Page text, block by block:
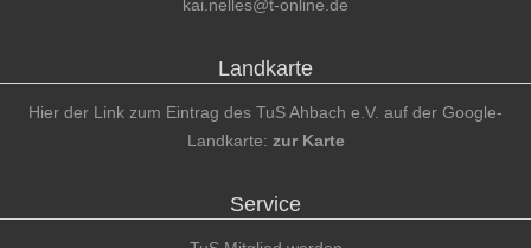
kai.nelles@t-online.de
Landkarte
Hier der Link zum Eintrag des TuS Ahbach e.V. auf der Google-
Landkarte: zur Karte
Service